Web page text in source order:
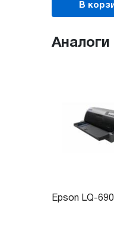
В
Аналоги
Epson LQ-690